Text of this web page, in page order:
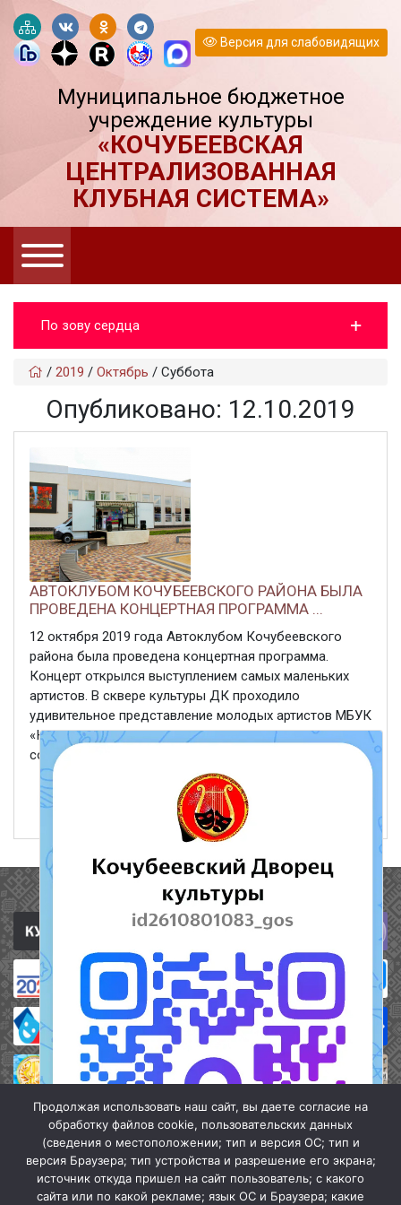
Версия для слабовидящих
Муниципальное бюджетное
учреждение культуры
«КОЧУБЕЕВСКАЯ
ЦЕНТРАЛИЗОВАННАЯ
КЛУБНАЯ СИСТЕМА»
По зову сердца
/ 2019 / Октябрь / Суббота
Опубликовано: 12.10.2019
АВТОКЛУБОМ КОЧУБЕЕВСКОГО РАЙОНА БЫЛА
ПРОВЕДЕНА КОНЦЕРТНАЯ ПРОГРАММА ...
12 октября 2019 года Автоклубом Кочубеевского
района была проведена концертная программа.
Концерт открылся выступлением самых маленьких
артистов. В сквере культуры ДК проходило
удивительное представление молодых артистов МБУК
«КРКО». Исполнялись песни разных жанров,
современных, и ретро шлягеров ...
12 октября 2019
Полезные ссылки
Продолжая использовать наш сайт, вы даете согласие на
обработку файлов cookie, пользовательских данных
(сведения о местоположении; тип и версия ОС; тип и
версия Браузера; тип устройства и разрешение его экрана;
источник откуда пришел на сайт пользователь; с какого
сайта или по какой рекламе; язык ОС и Браузера; какие